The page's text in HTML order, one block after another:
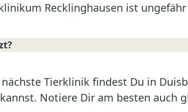
Recklinghausen ist
Tierklinik findest Du in
Notiere Dir am besten auch